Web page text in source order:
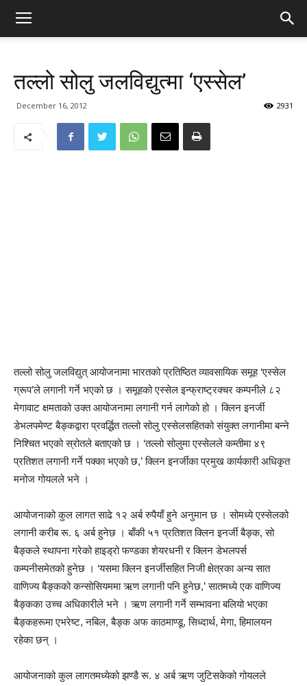
तल्लो सोलु जलविद्युत्मा ‘एस्सेल’
December 16, 2012 2931
तल्लो सोलु जलविद्युत् आयोजनामा भारतको प्रतिष्ठित व्यावसायिक समूह ‘एस्सेल
ग्रूप’ले लगानी गर्ने भएको छ । समूहको एस्सेल इन्फ्राष्ट्रक्चर कम्पनीले ८२
मेगावाट क्षमताको उक्त आयोजनामा लगानी गर्न लागेको हो । क्लिन इनर्जी
डेभलपमेण्ट बैङ्कद्वारा प्रवर्द्धित तल्लो सोलु एस्सेलसहितको संयुक्त लगानीमा बन्ने
निश्चित भएको स्रोतले बताएको छ । ‘तल्लो सोलुमा एस्सेलले कम्तीमा ४९
प्रतिशत लगानी गर्ने पक्का भएको छ,’ क्लिन इनर्जीका प्रमुख कार्यकारी अधिकृत
मनोज गोयलले भने ।
आयोजनाको कुल लागत साढे १२ अर्ब रुपैयाँ हुने अनुमान छ । सोमध्ये एस्सेलको
लगानी करीब रू. ६ अर्ब हुनेछ । बाँकी ५१ प्रतिशत क्लिन इनर्जी बैङ्क, सो
बैङ्कले स्थापना गरेको हाइड्रो फण्डका शेयरधनी र क्लिन डेभलपर्स
कम्पनीसमेतको हुनेछ । ‘यसमा क्लिन इनर्जीसहित निजी क्षेत्रका अन्य सात
वाणिज्य बैङ्कको कन्सोसियममा ऋण लगानी पनि हुनेछ,’ सातमध्ये एक वाणिज्य
बैङ्कका उच्च अधिकारीले भने । ऋण लगानी गर्ने सम्भावना बलियो भएका
बैङ्कहरूमा एभरेष्ट, नबिल, बैङ्क अफ काठमाण्डू, सिध्दार्थ, मेगा, हिमालयन
रहेका छन् ।
आयोजनाको कुल लागतमध्येको झण्डै रू. ४ अर्ब ऋण जुटिसकेको गोयलले